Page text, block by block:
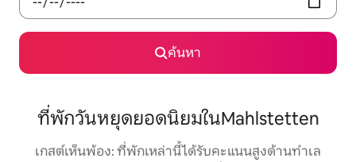
ค้นหา
ที่พักวันหยุดยอดนิยมในMahlstetten
เกสต์เห็นพ้อง: ที่พักเหล่านี้ได้รับคะแนนสูงด้านทำเล